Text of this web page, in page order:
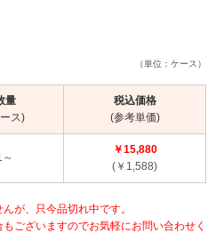
（単位：ケース）
量
ス)
税込価格
(参考単価)
～
￥15,880
(￥1,588)
が、只今品切れ中です。
ございますのでお気軽にお問い合わせく